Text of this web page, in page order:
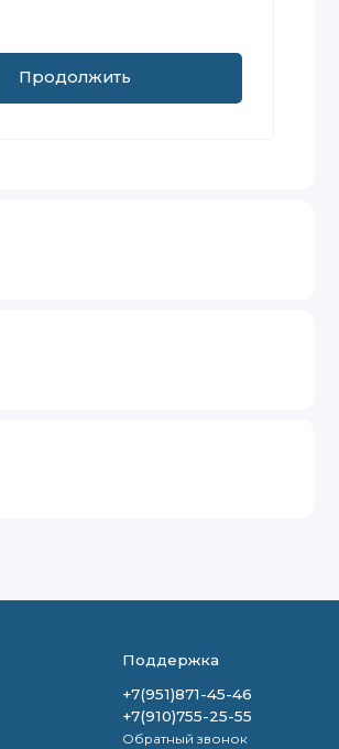
Продолжить
Поддержка
+7(951)871-45-46
+7(910)755-25-55
Обратный звонок